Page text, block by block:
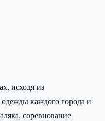
исходя из
каждого города и
соревнование